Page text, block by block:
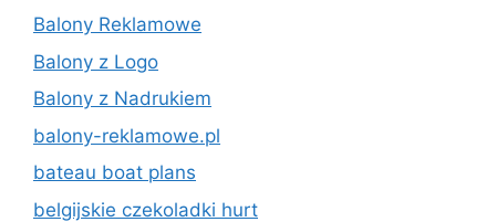
Balony Reklamowe
Balony z Logo
Balony z Nadrukiem
balony-reklamowe.pl
bateau boat plans
belgijskie czekoladki hurt